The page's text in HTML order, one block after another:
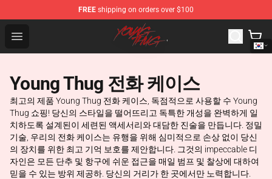
FREE shipping on orders over $100
Open menu
Young Thug Shop - Official Young Thug Merchandise
Young Thug 전화 케이스
최고의 제품 Young Thug 전화 케이스, 독점적으로 사용할 수 Young
Thug 쇼핑! 당신의 스타일을 떨어뜨리고 독특한 개성을 완벽하게 일
치하도록 설계된이 세련된 액세서리와 대담한 진술을 만듭니다. 정밀
기술, 우리의 전화 케이스는 유행을 위해 심미적으로 손상 없이 당신
의 장치를 위한 최고 기억 보호를 제안합니다. 그것의 impeccable 디
자인은 모든 단추 및 항구에 쉬운 접근을 매일 범프 및 찰상에 대하여
믿을 수 있는 방위 제공하. 당신의 거리가 한 곳에서만 노력합니다.